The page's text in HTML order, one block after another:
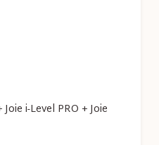
i-Level PRO + Joie